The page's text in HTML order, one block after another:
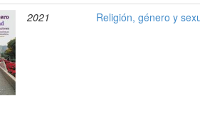
2021 Religión, género y